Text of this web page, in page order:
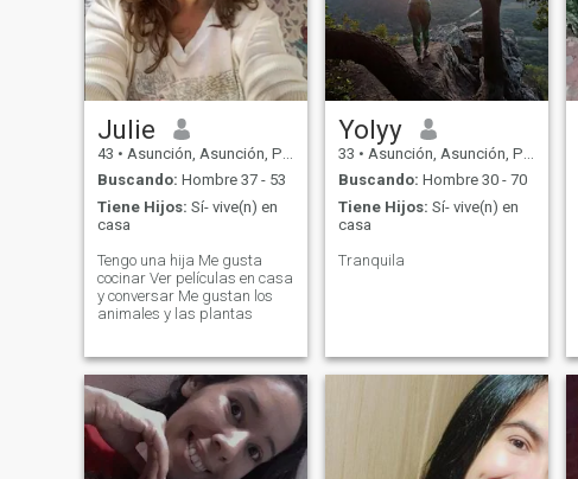
Julie
43 • Asunción, Asunción, Paraguay
Buscando: Hombre 37 - 53
Tiene Hijos: Sí- vive(n) en
casa
Tengo una hija Me gusta
cocinar Ver películas en casa
y conversar Me gustan los
animales y las plantas
Yolyy
33 • Asunción, Asunción, Paraguay
Buscando: Hombre 30 - 70
Tiene Hijos: Sí- vive(n) en
casa
Tranquila